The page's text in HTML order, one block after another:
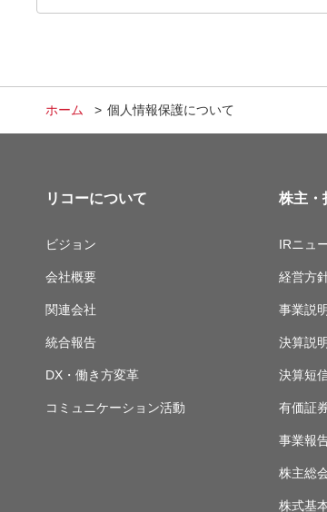
ホーム 個人情報保護について
リコーについて
ビジョン
会社概要
関連会社
統合報告
DX・働き方変革
コミュニケーション活動
株主・
IRニュ
経営方
事業説
決算説
決算短
有価証
事業報
株主総
株式基